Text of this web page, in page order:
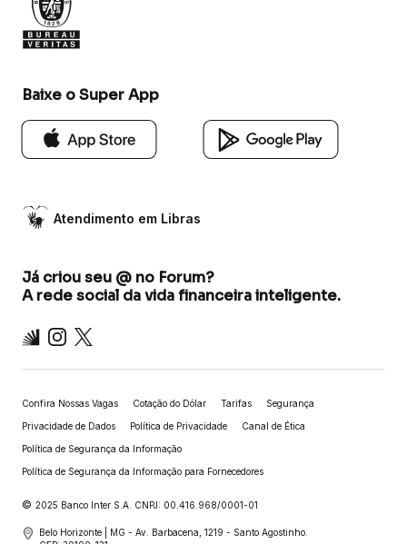
Baixe o Super App
Atendimento em Libras
Já criou seu @ no Forum?
A rede social da vida financeira inteligente.
Inter Instagram
X
Confira Nossas Vagas Cotação do Dólar Tarifas Segurança
Privacidade de Dados Política de Privacidade Canal de Ética
Política de Segurança da Informação
Política de Segurança da Informação para Fornecedores
© 2025 Banco Inter S.A. CNPJ: 00.416.968/0001-01
Belo Horizonte | MG - Av. Barbacena, 1219 - Santo Agostinho.